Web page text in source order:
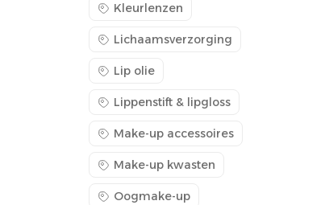
Kleurlenzen
Lichaamsverzorging
Lip olie
Lippenstift & lipgloss
Make-up accessoires
Make-up kwasten
Oogmake-up